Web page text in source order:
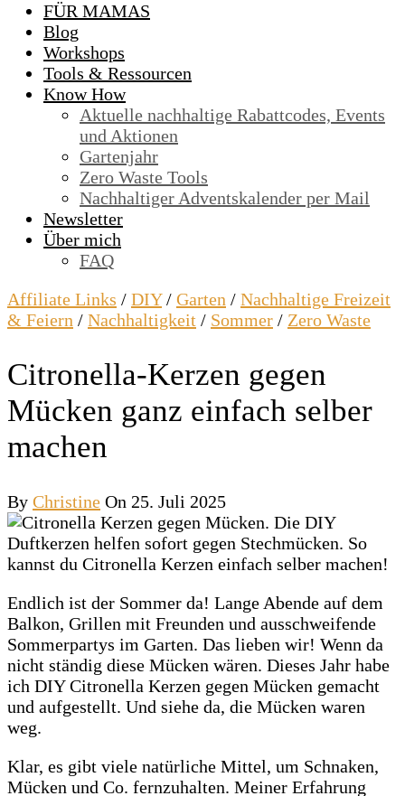
FÜR MAMAS
Blog
Workshops
Tools & Ressourcen
Know How
Aktuelle nachhaltige Rabattcodes, Events
und Aktionen
Gartenjahr
Zero Waste Tools
Nachhaltiger Adventskalender per Mail
Newsletter
Über mich
FAQ
Affiliate Links / DIY/ Garten / Nachhaltige Freizeit
& Feiern / Nachhaltigkeit / Sommer / Zero Waste
Citronella-Kerzen gegen
Mücken ganz einfach selber
machen
By Christine On 25. Juli 2025
Endlich ist der Sommer da! Lange Abende auf dem
Balkon, Grillen mit Freunden und ausschweifende
Sommerpartys im Garten. Das lieben wir! Wenn da
nicht ständig diese Mücken wären. Dieses Jahr habe
ich DIY Citronella Kerzen gegen Mücken gemacht
und aufgestellt. Und siehe da, die Mücken waren
weg.
Klar, es gibt viele natürliche Mittel, um Schnaken,
Mücken und Co. fernzuhalten. Meiner Erfahrung